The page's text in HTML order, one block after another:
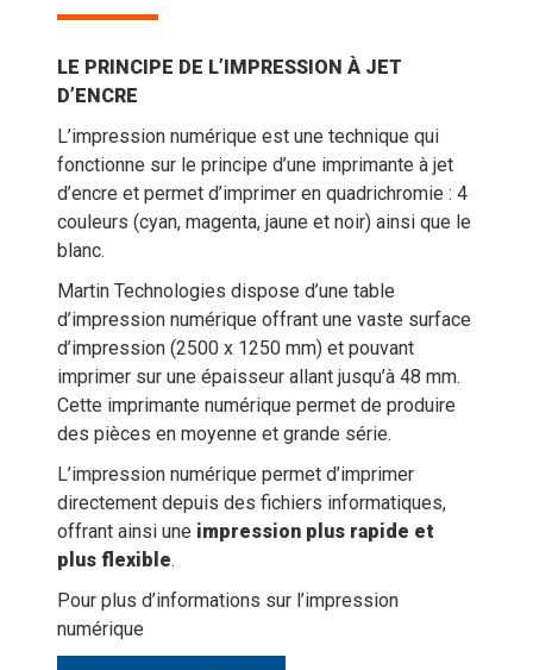
LE PRINCIPE DE L’IMPRESSION À JET
D’ENCRE
L’impression numérique est une technique qui
fonctionne sur le principe d’une imprimante à jet
d’encre et permet d’imprimer en quadrichromie : 4
couleurs (cyan, magenta, jaune et noir) ainsi que le
blanc.
Martin Technologies dispose d’une table
d’impression numérique offrant une vaste surface
d’impression (2500 x 1250 mm) et pouvant
imprimer sur une épaisseur allant jusqu’à 48 mm.
Cette imprimante numérique permet de produire
des pièces en moyenne et grande série.
L’impression numérique permet d’imprimer
directement depuis des fichiers informatiques,
offrant ainsi une impression plus rapide et
plus flexible.
Pour plus d’informations sur l’impression
numérique